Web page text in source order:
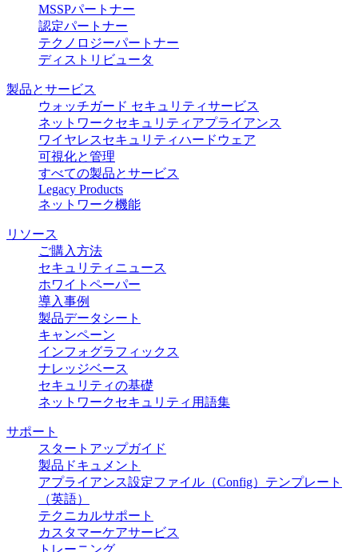
MSSPパートナー
認定パートナー
テクノロジーパートナー
ディストリビュータ
製品とサービス
ウォッチガード セキュリティサービス
ネットワークセキュリティアプライアンス
ワイヤレスセキュリティハードウェア
可視化と管理
すべての製品とサービス
Legacy Products
ネットワーク機能
リソース
ご購入方法
セキュリティニュース
ホワイトペーパー
導入事例
製品データシート
キャンペーン
インフォグラフィックス
ナレッジベース
セキュリティの基礎
ネットワークセキュリティ用語集
サポート
スタートアップガイド
製品ドキュメント
アプライアンス設定ファイル（Config）テンプレート
（英語）
テクニカルサポート
カスタマーケアサービス
トレーニング